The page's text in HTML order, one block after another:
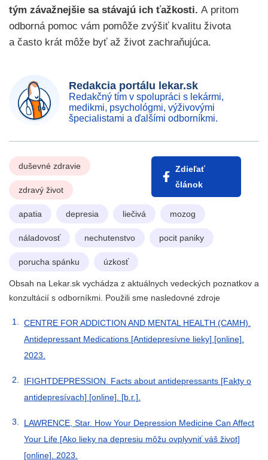
tým závažnejšie sa stávajú ich ťažkosti. A pritom
odborná pomoc vám pomôže zvýšiť kvalitu života
a často krát môže byť až život zachraňujúca.
Redakcia portálu lekar.sk
Redakčný tím v spolupráci s lekármi,
medikmi, psychológmi, výživovými
špecialistami a ďalšími odborníkmi.
duševné zdravie
zdravý život
Zdieľať
článok
apatia depresia liečivá mozog
náladovosť nechutenstvo pocit paniky
porucha spánku úzkosť
Obsah na Lekar.sk vychádza z aktuálnych vedeckých poznatkov a
konzultácií s odborníkmi. Použili sme nasledovné zdroje
CENTRE FOR ADDICTION AND MENTAL HEALTH (CAMH).
Antidepressant Medications [Antidepresívne lieky] [online].
2023.
IFIGHTDEPRESSION. Facts about antidepressants [Fakty o
antidepresívach] [online]. [b.r.].
LAWRENCE, Star. How Your Depression Medicine Can Affect
Your Life [Ako lieky na depresiu môžu ovplyvniť váš život]
[online]. 2023.